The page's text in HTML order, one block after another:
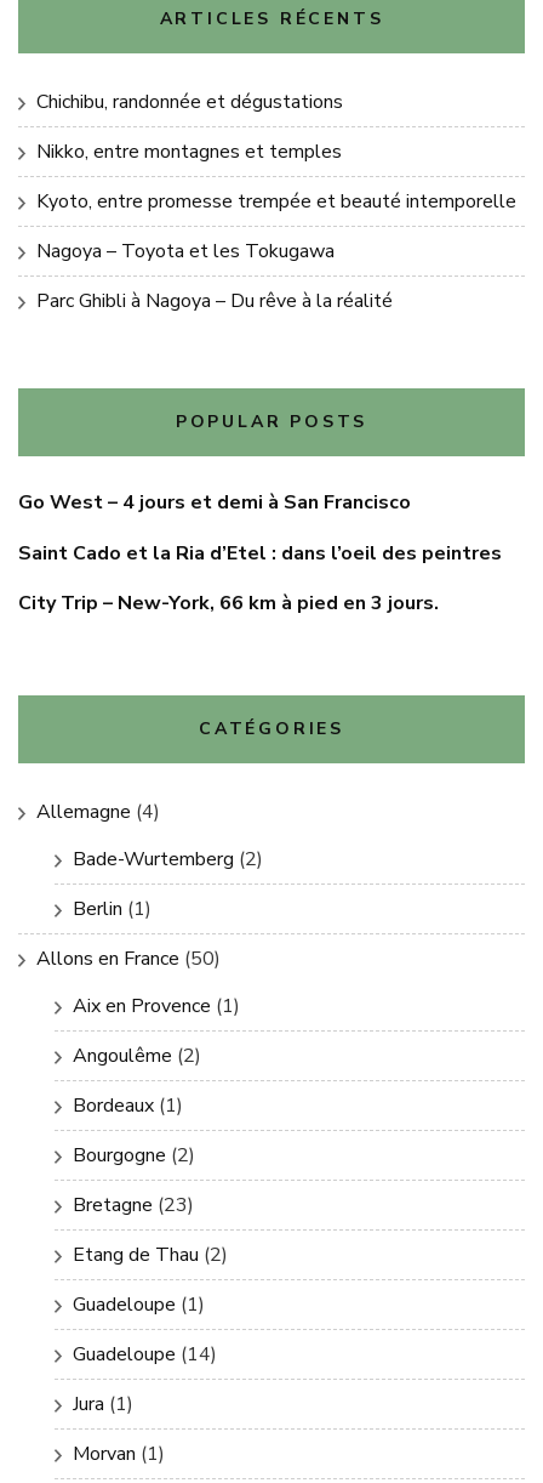
ARTICLES RÉCENTS
Chichibu, randonnée et dégustations
Nikko, entre montagnes et temples
Kyoto, entre promesse trempée et beauté intemporelle
Nagoya – Toyota et les Tokugawa
Parc Ghibli à Nagoya – Du rêve à la réalité
POPULAR POSTS
Go West – 4 jours et demi à San Francisco
Saint Cado et la Ria d’Etel : dans l’oeil des peintres
City Trip – New-York, 66 km à pied en 3 jours.
CATÉGORIES
Allemagne (4)
Bade-Wurtemberg (2)
Berlin (1)
Allons en France (50)
Aix en Provence (1)
Angoulême (2)
Bordeaux (1)
Bourgogne (2)
Bretagne (23)
Etang de Thau (2)
Guadeloupe (1)
Guadeloupe (14)
Jura (1)
Morvan (1)